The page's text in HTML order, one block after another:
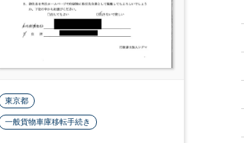
東京都
一般貨物車庫移転手続き